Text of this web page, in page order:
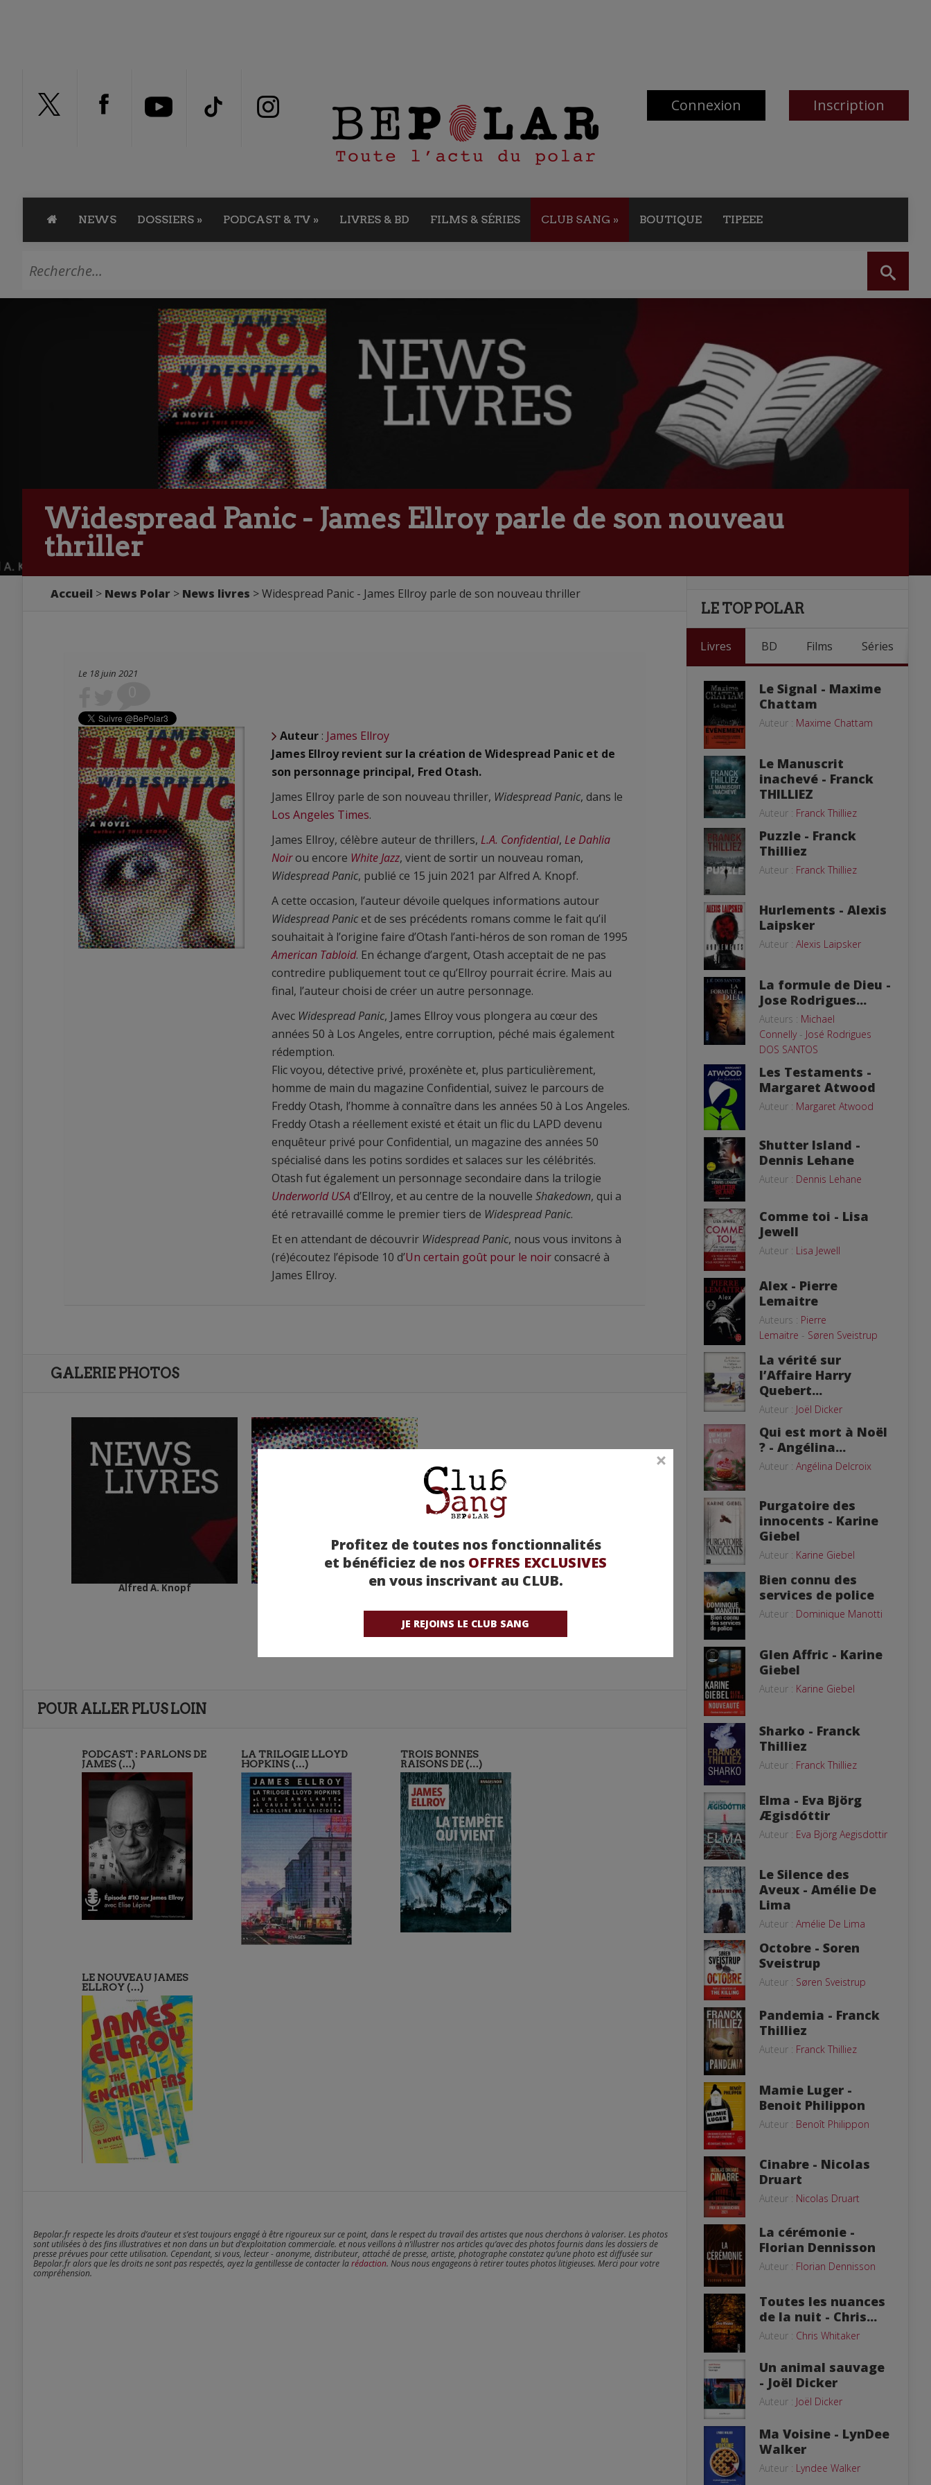
Connexion Inscription
NEWS DOSSIERS » PODCAST & TV » LIVRES & BD FILMS & SÉRIES CLUB SANG » BOUTIQUE TIPEEE
Profitez de toutes nos fonctionnalités
et bénéficiez de nos OFFRES EXCLUSIVES
en vous inscrivant au CLUB.
JE REJOINS LE CLUB SANG
Widespread Panic - James Ellroy parle de son nouveau
thriller
Accueil > News Polar > News livres > Widespread Panic - James Ellroy parle de son nouveau thriller
Le 18 juin 2021
Auteur : James Ellroy
James Ellroy revient sur la création de Widespread Panic et de
son personnage principal, Fred Otash.
James Ellroy parle de son nouveau thriller, Widespread Panic, dans le
Los Angeles Times.
James Ellroy, célèbre auteur de thrillers, L.A. Confidential, Le Dahlia
Noirou encore White Jazz, vient de sortir un nouveau roman,
Widespread Panic, publié ce 15 juin 2021 par Alfred A. Knopf.
A cette occasion, l’auteur dévoile quelques informations autour
Widespread Panicet de ses précédents romans comme le fait qu’il
souhaitait à l’origine faire d’Otash l’anti-héros de son roman de 1995
American Tabloid. En échange d’argent, Otash acceptait de ne pas
contredire publiquement tout ce qu’Ellroy pourrait écrire. Mais au
final, l’auteur choisi de créer un autre personnage.
Avec Widespread Panic, James Ellroy vous plongera au cœur des
années 50 à Los Angeles, entre corruption, péché mais également
rédemption.
Flic voyou, détective privé, proxénète et, plus particulièrement,
homme de main du magazine Confidential, suivez le parcours de
Freddy Otash, l’homme à connaître dans les années 50 à Los Angeles.
Freddy Otash a réellement existé et était un flic du LAPD devenu
enquêteur privé pour Confidential, un magazine des années 50
spécialisé dans les potins sordides et salaces sur les célébrités.
Otash fut également un personnage secondaire dans la trilogie
Underworld USA d’Ellroy, et au centre de la nouvelle Shakedown, qui a
été retravaillé comme le premier tiers de Widespread Panic.
Et en attendant de découvrir Widespread Panic, nous vous invitons à
(ré)écoutez l’épisode 10 d’Un certain goût pour le noirconsacré à
James Ellroy.
GALERIE PHOTOS
Alfred A. Knopf Alfred A. Knopf
POUR ALLER PLUS LOIN
PODCAST : PARLONS DE
JAMES (…)
LA TRILOGIE LLOYD
HOPKINS (…)
TROIS BONNES
RAISONS DE (…)
LE NOUVEAU JAMES
ELLROY (…)
Bepolar.fr respecte les droits d’auteur et s’est toujours engagé à être rigoureux sur ce point, dans le respect du travail des artistes que nous cherchons à valoriser. Les photos
sont utilisées à des fins illustratives et non dans un but d’exploitation commerciale. et nous veillons à n’illustrer nos articles qu’avec des photos fournis dans les dossiers de
presse prévues pour cette utilisation. Cependant, si vous, lecteur - anonyme, distributeur, attaché de presse, artiste, photographe constatez qu’une photo est diffusée sur
Bepolar.fr alors que les droits ne sont pas respectés, ayez la gentillesse de contacter larédaction. Nous nous engageons à retirer toutes photos litigieuses. Merci pour votre
compréhension.
LE TOP POLAR
Livres BD Films Séries
Le Signal - Maxime
Chattam
Auteur : Maxime Chattam
Le Manuscrit
inachevé - Franck
THILLIEZ
Auteur : Franck Thilliez
Puzzle - Franck
Thilliez
Auteur : Franck Thilliez
Hurlements - Alexis
Laipsker
Auteur : Alexis Laipsker
La formule de Dieu -
Jose Rodrigues...
Auteurs : Michael
Connelly- José Rodrigues
DOS SANTOS
Les Testaments -
Margaret Atwood
Auteur : Margaret Atwood
Shutter Island -
Dennis Lehane
Auteur : Dennis Lehane
Comme toi - Lisa
Jewell
Auteur : Lisa Jewell
Alex - Pierre
Lemaitre
Auteurs : Pierre
Lemaitre - Søren Sveistrup
La vérité sur
l’Affaire Harry
Quebert...
Auteur : Joël Dicker
Qui est mort à Noël
? - Angélina...
Auteur : Angélina Delcroix
Purgatoire des
innocents - Karine
Giebel
Auteur : Karine Giebel
Bien connu des
services de police
Auteur : Dominique Manotti
Glen Affric - Karine
Giebel
Auteur : Karine Giebel
Sharko - Franck
Thilliez
Auteur : Franck Thilliez
Elma - Eva Björg
Ægisdóttir
Auteur : Eva Björg Aegisdottir
Le Silence des
Aveux - Amélie De
Lima
Auteur : Amélie De Lima
Octobre - Soren
Sveistrup
Auteur : Søren Sveistrup
Pandemia - Franck
Thilliez
Auteur : Franck Thilliez
Mamie Luger -
Benoit Philippon
Auteur : Benoît Philippon
Cinabre - Nicolas
Druart
Auteur : Nicolas Druart
La cérémonie -
Florian Dennisson
Auteur : Florian Dennisson
Toutes les nuances
de la nuit - Chris...
Auteur : Chris Whitaker
Un animal sauvage
- Joël Dicker
Auteur : Joël Dicker
Ma Voisine - LynDee
Walker
Auteur : Lyndee Walker